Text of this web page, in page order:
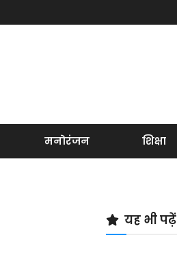
मनोरंजन शिक्षा
यह भी पढ़ें